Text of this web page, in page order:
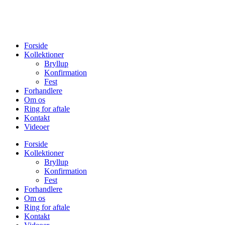
Forside
Kollektioner
Bryllup
Konfirmation
Fest
Forhandlere
Om os
Ring for aftale
Kontakt
Videoer
Forside
Kollektioner
Bryllup
Konfirmation
Fest
Forhandlere
Om os
Ring for aftale
Kontakt